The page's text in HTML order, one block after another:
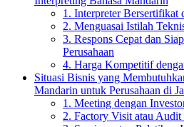
1. Interpreter Bersertifikat
2. Menguasai Istilah
3. Respons Cepat dan
Perusahaan
4. Harga Kompetitif
Situasi Bisnis yang
Mandarin untuk Perusahaan di
1. Meeting dengan
2. Factory Visit atau Audit